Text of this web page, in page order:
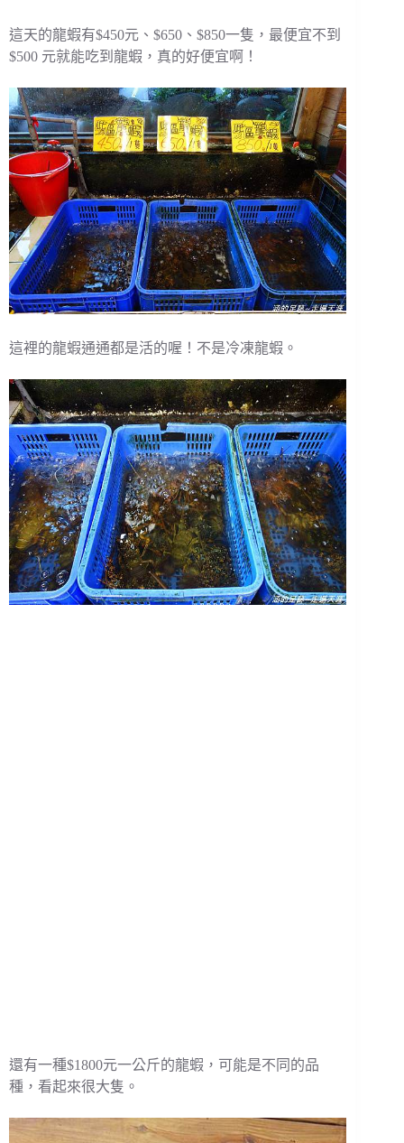
這天的龍蝦有$450元、$650、$850一隻，最便宜不到
$500 元就能吃到龍蝦，真的好便宜啊！
這裡的龍蝦通通都是活的喔！不是冷凍龍蝦。
還有一種$1800元一公斤的龍蝦，可能是不同的品
種，看起來很大隻。